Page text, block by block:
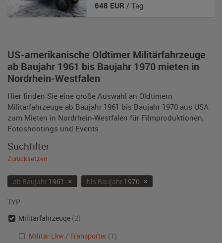
US-amerikanische Oldtimer Militärfahrzeuge
ab Baujahr 1961 bis Baujahr 1970 mieten in
Nordrhein-Westfalen
Hier finden Sie eine große Auswahl an Oldtimern
Militärfahrzeuge ab Baujahr 1961 bis Baujahr 1970 aus USA
zum Mieten in Nordrhein-Westfalen für Filmproduktionen,
Fotoshootings und Events.
648 EUR / Tag
Suchfilter
Zurücksetzen
ab Baujahr1961 × bis Baujahr1970 ×
TYP
Militärfahrzeuge (2)
Militär Lkw / Transporter (1)